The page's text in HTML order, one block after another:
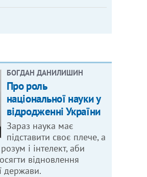
БОГДАН ДАНИЛИШИН
Про роль
національної науки у
відродженні України
Зараз наука має
підставити своє плече, а
і інтелект, аби
відновлення
держави.